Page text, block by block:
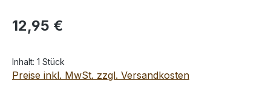
Regulärer Preis:
12,95 €
Inhalt: 1 Stück
Preise inkl. MwSt. zzgl. Versandkosten